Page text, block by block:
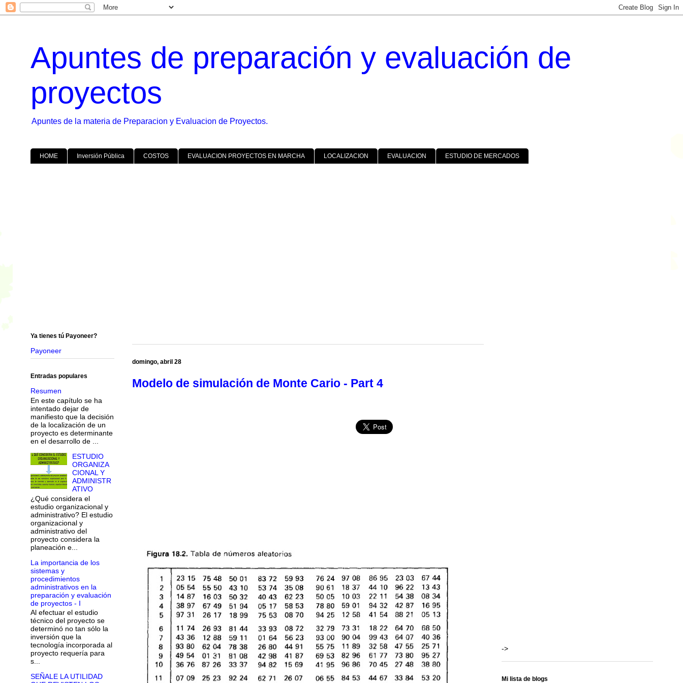
Apuntes de preparación y evaluación de
proyectos
Apuntes de la materia de Preparacion y Evaluacion de Proyectos.
HOME Inversión Pública COSTOS EVALUACION PROYECTOS EN MARCHA LOCALIZACION EVALUACION ESTUDIO DE MERCADOS
domingo, abril 28
Modelo de simulación de Monte Cario - Part 4
Ya tienes tú Payoneer?
Payoneer
Entradas populares
Resumen
En este capítulo se ha
intentado dejar de
manifiesto que la decisión
de la localización de un
proyecto es determinante
en el desarrollo de ...
ESTUDIO
ORGANIZA
CIONAL Y
ADMINISTR
ATIVO
¿Qué considera el
estudio organizacional y
administrativo? El estudio
organizacional y
administrativo del
proyecto considera la
planeación e...
La importancia de los
sistemas y
procedimientos
administrativos en la
preparación y evaluación
de proyectos - I
Al efectuar el estudio
técnico del proyecto se
determinó no tan sólo la
inversión que la
tecnología incorporada al
proyecto requería para
s...
SEÑALE LA UTILIDAD
->
Mi lista de blogs